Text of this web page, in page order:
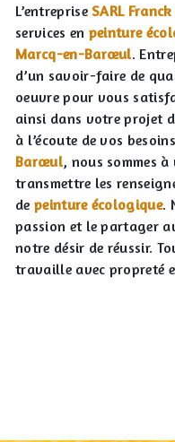
L’entrepriseSARL
services en peinture
Marcq-en-Barœul.
d’un savoir-faire de
oeuvre pour vous
ainsi dans votre projet
à l’écoute de vos
Barœul, nous sommes
transmettre les
de peinture écologique.
passion et le partager
notre désir de réussir.
travaille avec propreté